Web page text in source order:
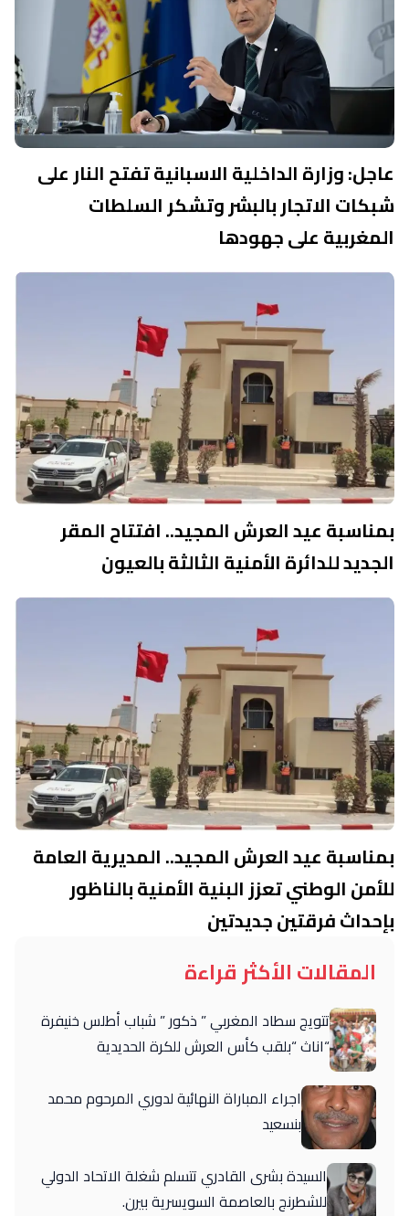
عاجل: وزارة الداخلية الاسبانية تفتح النار على
شبكات الاتجار بالبشر وتشكر السلطات
المغربية على جهودها
بمناسبة عيد العرش المجيد.. افتتاح المقر
الجديد للدائرة الأمنية الثالثة بالعيون
بمناسبة عيد العرش المجيد.. المديرية العامة
للأمن الوطني تعزز البنية الأمنية بالناظور
بإحداث فرقتين جديدتين
المقالات الأكثر قراءة
تتويج سطاد المغربي ” ذكور ” شباب أطلس خنيفرة
“اناث “بلقب كأس العرش للكرة الحديدية
اجراء المباراة النهائية لدوري المرحوم محمد
بنسعيد
السيدة بشرى القادري تتسلم شغلة الاتحاد الدولي
للشطرنج بالعاصمة السويسرية بيرن.